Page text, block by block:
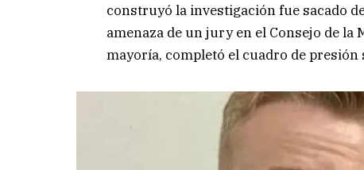
construyó la investigación fue sacado
amenaza de un jury en el Consejo de
mayoría, completó el cuadro de